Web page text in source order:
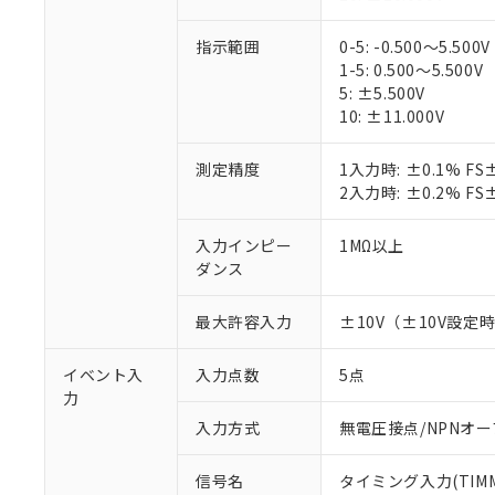
指示範囲
0-5: -0.500～5.500V
1-5: 0.500～5.500V
5: ±5.500V
10: ±11.000V
測定精度
1入力時: ±0.1%
2入力時: ±0.2%
入力インピー
ダンス
1MΩ以上
最大許容入力 ±10V（±10V設定時
イベント入
力
入力点数 5点
入力方式 無電圧接点/NPNオー
信号名
タイミング入力
ご利用条件
以下の条件をお読
くものです。
当社制御機
のであり、
※1 対応状況
対応予定なし：
非該当品：ライセ
仕入先様の事情に
があります。
六価クロム(Cr(Ⅵ))
フタル酸ビス(2-エチ
ル（DBP） 1000ppm
但し、RoHS指令で産業
※1 中国
「○」：最大均質
「×」：最大均質
「－」：未確認で
*中国RoHS10物質の基
Pb(鉛) :1000ppm、
Cr(Ⅵ)(六価クロム) :
当社は、こ
う）を輸出
などの必要な
ます。
記
号
説明